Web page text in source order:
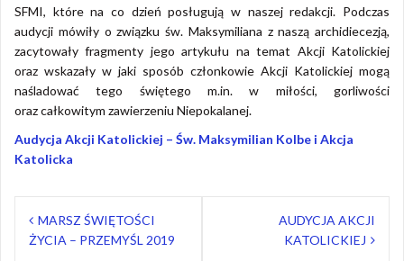
SFMI, które na co dzień posługują w naszej redakcji. Podczas
audycji mówiły o związku św. Maksymiliana z naszą archidiecezją,
zacytowały fragmenty jego artykułu na temat Akcji Katolickiej
oraz wskazały w jaki sposób członkowie Akcji Katolickiej mogą
naśladować tego świętego m.in. w miłości, gorliwości
oraz całkowitym zawierzeniu Niepokalanej.
Audycja Akcji Katolickiej – Św. Maksymilian Kolbe i Akcja
Katolicka
Nawigacja
wpisu
MARSZ ŚWIĘTOŚCI
ŻYCIA – PRZEMYŚL 2019
AUDYCJA AKCJI
KATOLICKIEJ